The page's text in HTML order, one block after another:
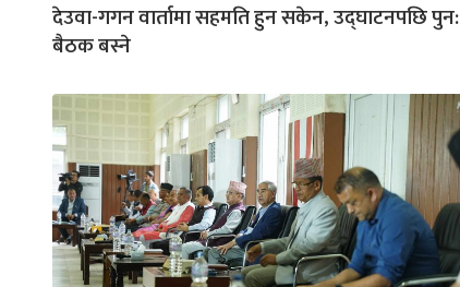
देउवा-गगन वार्तामा सहमति हुन सकेन, उद्घाटनपछि पुन:
बैठक बस्ने